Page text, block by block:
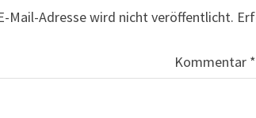
Mail-Adresse wird nicht veröffentlicht.
Kommentar *